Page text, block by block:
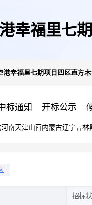
幸福里七
港幸福里七期项目四区直方
标通知 开标公示
河南天津山西内蒙古辽宁吉林
招标